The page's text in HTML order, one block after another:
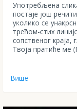
Употребљена
постаје још
уколико се
трећом-стих
сопственог краја,
Твоја пратиће ме
Више